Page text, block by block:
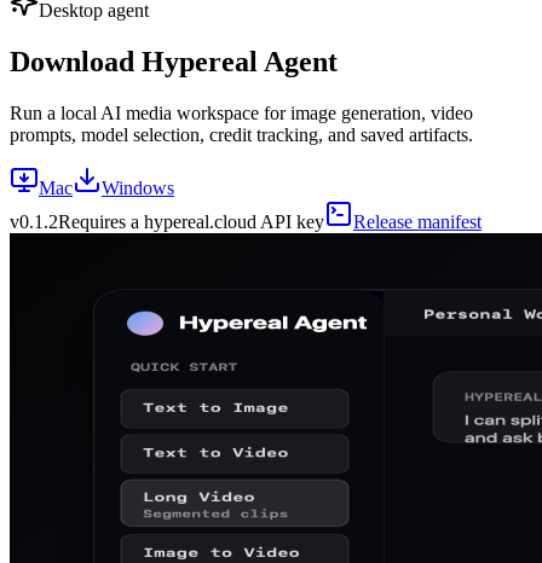
Desktop agent
Download Hypereal Agent
Run a local AI media workspace for image generation, video
prompts, model selection, credit tracking, and saved artifacts.
Mac
Windows
v0.1.2Requires a hypereal.cloud API key Release manifest